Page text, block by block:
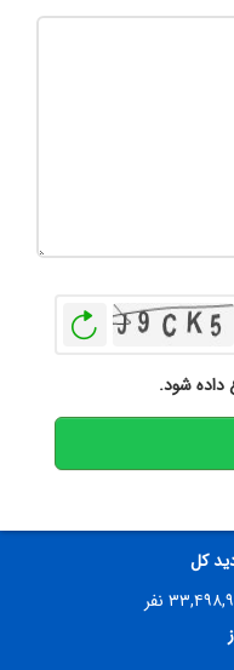
داده شود.
کل
نفر